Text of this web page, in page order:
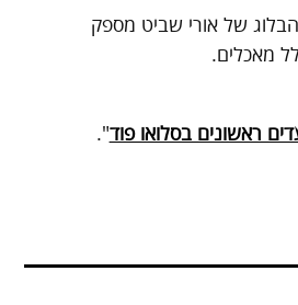
הבלוג של אורי שביט מספק
מאכלים.
ראשונים בסלואו פוד".